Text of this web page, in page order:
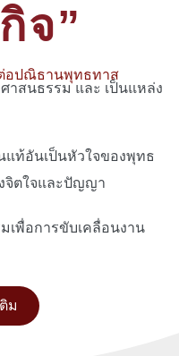
จ”
อปณิธานพุทธทาส
าสนธรรม และ เป็นแหล่ง
แท้อันเป็นหัวใจของพุทธ
จิตใจและปัญญา
เพื่อการขับเคลื่อนงาน
ม